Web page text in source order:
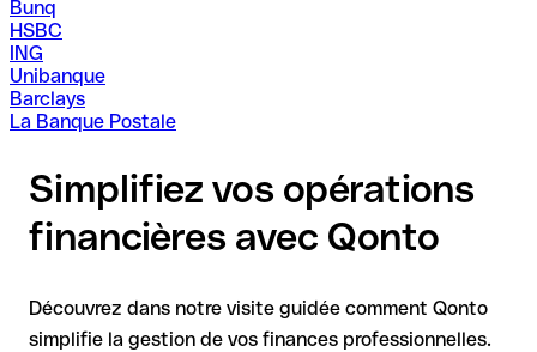
Bunq
HSBC
ING
Unibanque
Barclays
La Banque Postale
Simplifiez vos opérations
financières avec Qonto
Découvrez dans notre visite guidée comment Qonto
simplifie la gestion de vos finances professionnelles.